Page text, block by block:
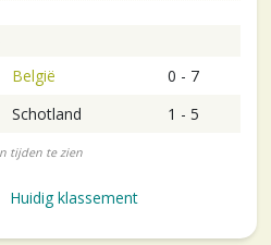
België
0 - 7
Schotland 1 - 5
Huidig klassement